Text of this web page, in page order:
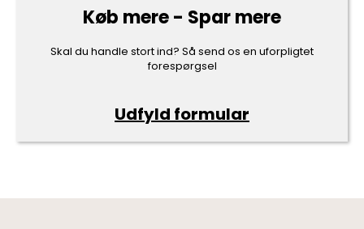
Køb mere - Spar mere
Skal du handle stort ind? Så send os en uforpligtet
forespørgsel
Udfyld formular